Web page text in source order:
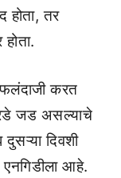
होता, तर
फलंदाजी करत
जड असल्याचे
दिवशी
आहे.